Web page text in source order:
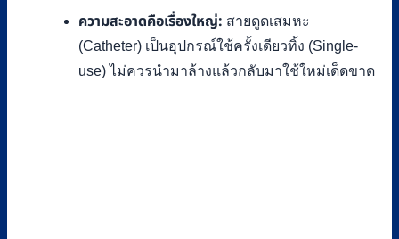
ความสะอาดคือเรื่องใหญ่: สายดูดเสมหะ
(Catheter) เป็นอุปกรณ์ใช้ครั้งเดียวทิ้ง (Single-
use) ไม่ควรนำมาล้างแล้วกลับมาใช้ใหม่เด็ดขาด